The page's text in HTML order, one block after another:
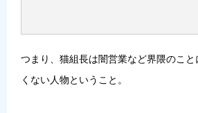
つまり、猫組長は闇営業など界隈のこと
くない人物ということ。